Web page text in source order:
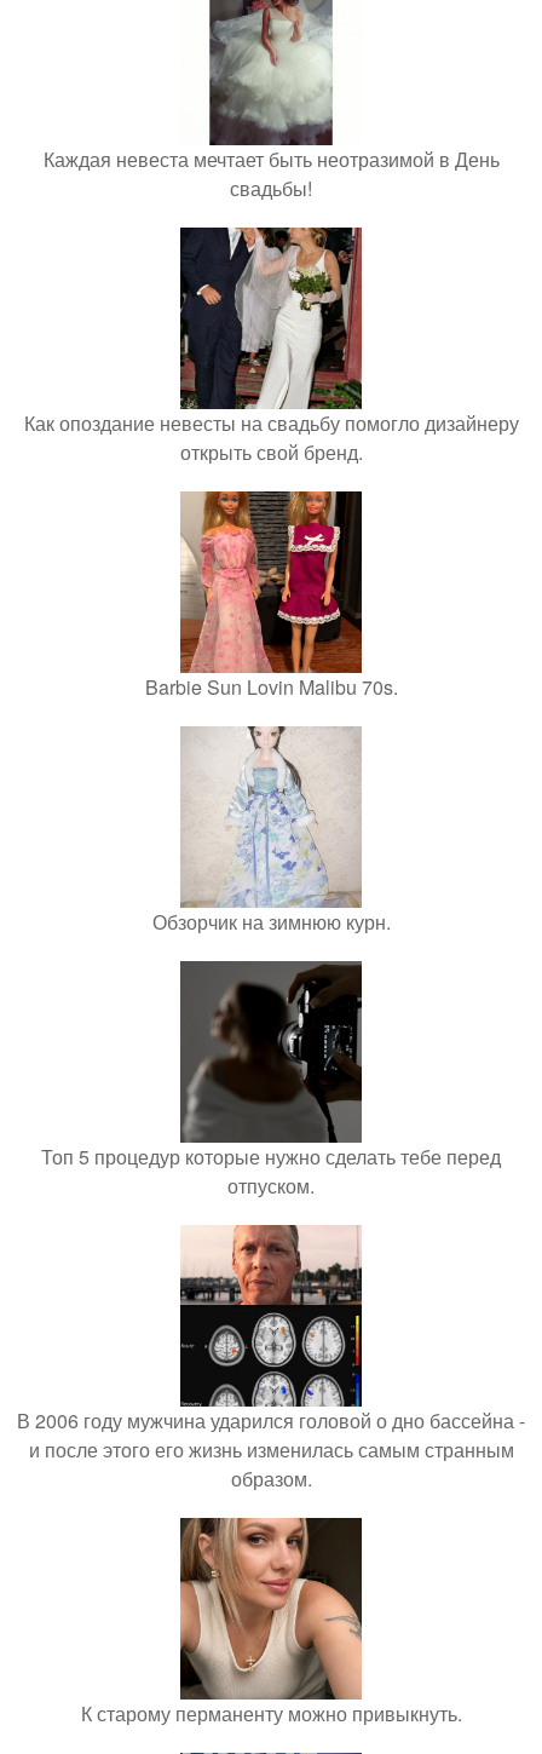
Каждая невеста мечтает быть неотразимой в День
свадьбы!
Как опоздание невесты на свадьбу помогло дизайнеру
открыть свой бренд.
Barbie Sun Lovin Malibu 70s.
Обзорчик на зимнюю курн.
Топ 5 процедур которые нужно сделать тебе перед
отпуском.
В 2006 году мужчина ударился головой о дно бассейна -
и после этого его жизнь изменилась самым странным
образом.
К старому перманенту можно привыкнуть.